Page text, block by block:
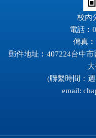
校內
電話
傳真
郵件地址︰407224台中
(聯繫時間：
email: